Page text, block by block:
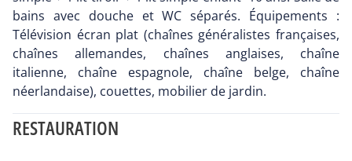
bains avec douche et WC séparés. Équipements :
Télévision écran plat (chaînes généralistes françaises,
chaînes allemandes, chaînes anglaises, chaîne
italienne, chaîne espagnole, chaîne belge, chaîne
néerlandaise), couettes, mobilier de jardin.
RESTAURATION